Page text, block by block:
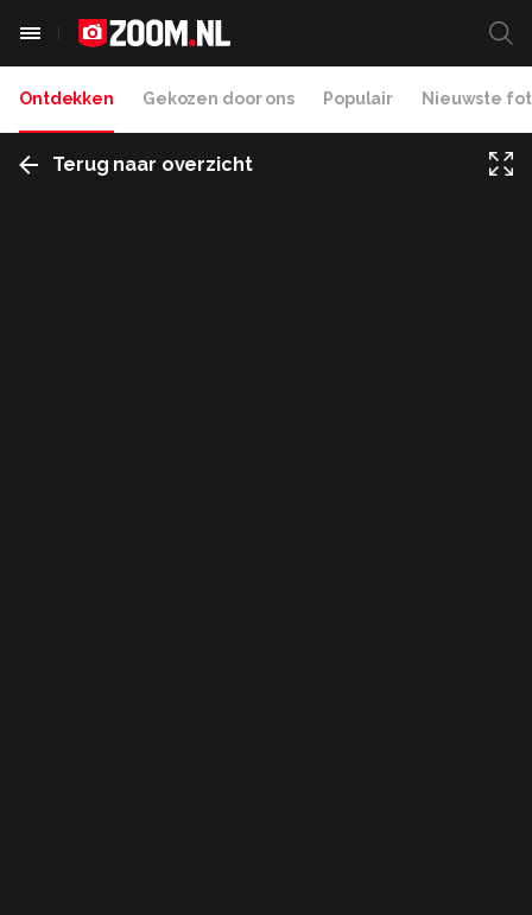
Ontdekken Gekozen door ons Populair Nieuwste
Terug naar overzicht